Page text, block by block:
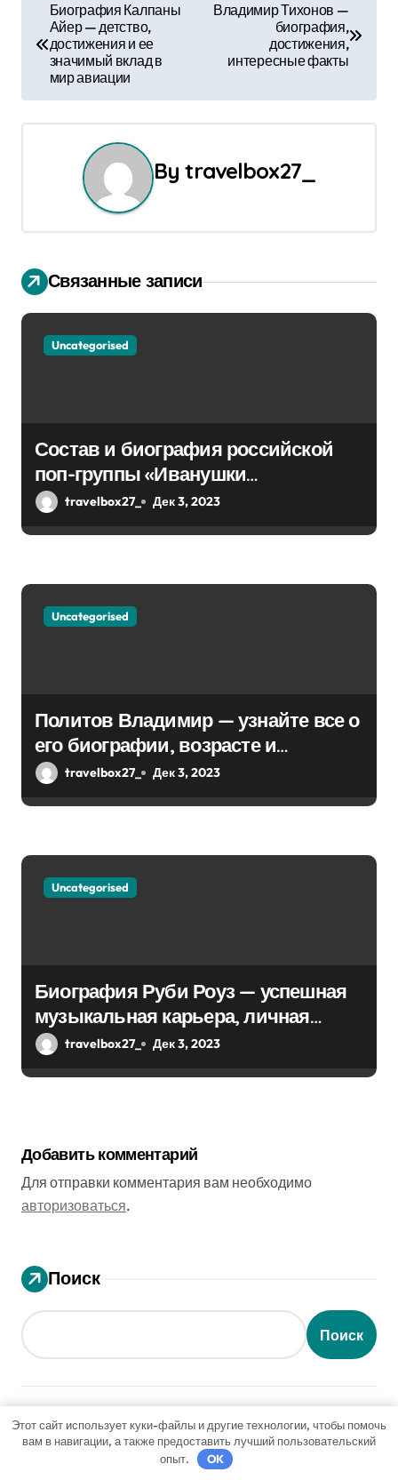
и
ц
и
я
п
п
и
я
Биография Калпаны
Айер — детство,
достижения и ее
значимый вклад в
мир авиации
Владимир Тихонов —
биография,
достижения,
интересные факты
Bytravelbox27_
Связанные записи
Uncategorised
Состав и биография российской
поп-группы «Иванушки
интернешнл» — история успеха,
travelbox27_ Дек 3, 2023
Uncategorised
Политов Владимир — узнайте все о
его биографии, возрасте и
впечатляющих достижениях!
travelbox27_ Дек 3, 2023
Uncategorised
Биография Руби Роуз — успешная
музыкальная карьера, личная
жизнь и знаковые достижения
travelbox27_ Дек 3, 2023
Добавить комментарий
Для отправки комментария вам необходимо
авторизоваться.
Поиск
Поиск
Последние публикации
Как получить гражданство Аргентины: Полное
Этот сайт использует куки-файлы и другие технологии, чтобы помочь
вам в навигации, а также предоставить лучший пользовательский
опыт.
OK